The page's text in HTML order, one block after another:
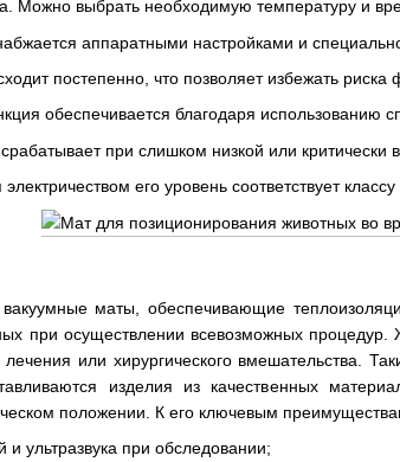
Можно выбрать необходимую температуру и
аппаратными настройками и
постепенно, что позволяет избежать
обеспечивается благодаря использованию
при слишком низкой или критически
его уровень соответствует
маты, обеспечивающие
при осуществлении всевозможных процедур.
или хирургического вмешательства.
изделия из качественных
положении. К его ключевым
и ультразвука при обследовании;